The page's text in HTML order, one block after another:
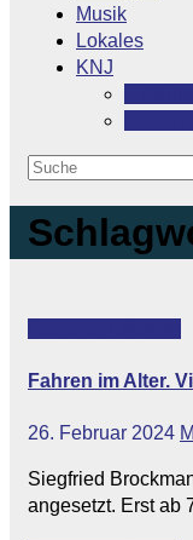
Musik
Lokales
KNJ
Fahren im Alter.
26. Februar 2024
Siegfried
angesetzt. Erst ab